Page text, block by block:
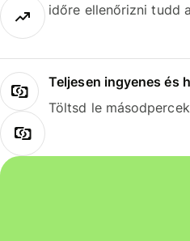
időre ellenőrizni tudd
Teljesen ingyenes és
Töltsd le